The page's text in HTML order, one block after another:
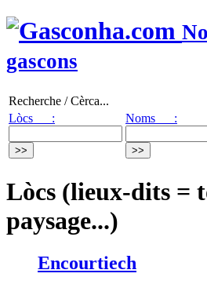
gascons
Recherche / Cèrca...
Lòcs :
Noms :
Lòcs (lieux-dits =
paysage...)
Encourtiech